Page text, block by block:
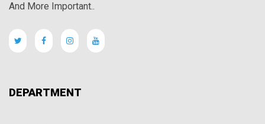
And More Important..
DEPARTMENT